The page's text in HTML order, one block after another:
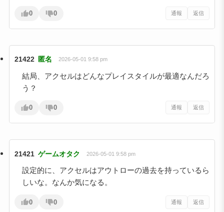
0 0 通報 返信
21422 匿名 2026-05-01 9:58 pm
結局、アクセルはどんなプレイスタイルが最適なんだろ
う？
0 0 通報 返信
21421 ゲームオタク 2026-05-01 9:58 pm
設定的に、アクセルはアウトローの過去を持っているら
しいな。なんか気になる。
0 0 通報 返信